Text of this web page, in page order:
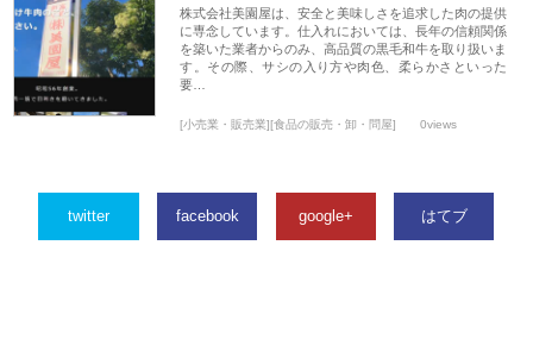
株式会社美園屋は、安全と美味しさを追求した肉の提供
に専念しています。仕入れにおいては、長年の信頼関係
を築いた業者からのみ、高品質の黒毛和牛を取り扱いま
す。その際、サシの入り方や肉色、柔らかさといった
要…
[小売業・販売業][食品の販売・卸・問屋] 0views
twitter facebook google+ はてブ